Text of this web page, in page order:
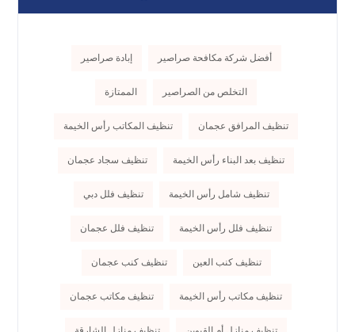
أفضل شركة مكافحة صراصير إبادة صراصير
التخلص من الصراصير الممتازة
تنظيف المرافق عجمان تنظيف المكاتب رأس الخيمة
تنظيف بعد البناء رأس الخيمة تنظيف سجاد عجمان
تنظيف شامل رأس الخيمة تنظيف فلل دبي
تنظيف فلل رأس الخيمة تنظيف فلل عجمان
تنظيف كنب العين تنظيف كنب عجمان
تنظيف مكاتب رأس الخيمة تنظيف مكاتب عجمان